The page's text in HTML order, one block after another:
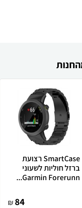
SmartCase רצועת
ברזל חוליות לשעוני
Garmin Forerunn...
84
₪